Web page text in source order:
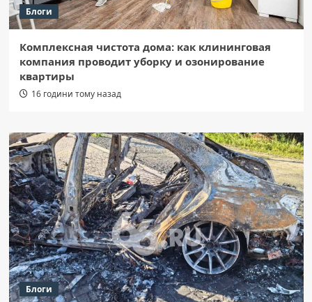
Блоги
Комплексная чистота дома: как клининговая
компания проводит уборку и озонирование
квартиры
16 години тому назад
Блоги